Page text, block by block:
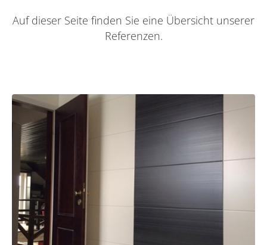
Auf dieser Seite finden Sie eine Übersicht unserer
Referenzen.